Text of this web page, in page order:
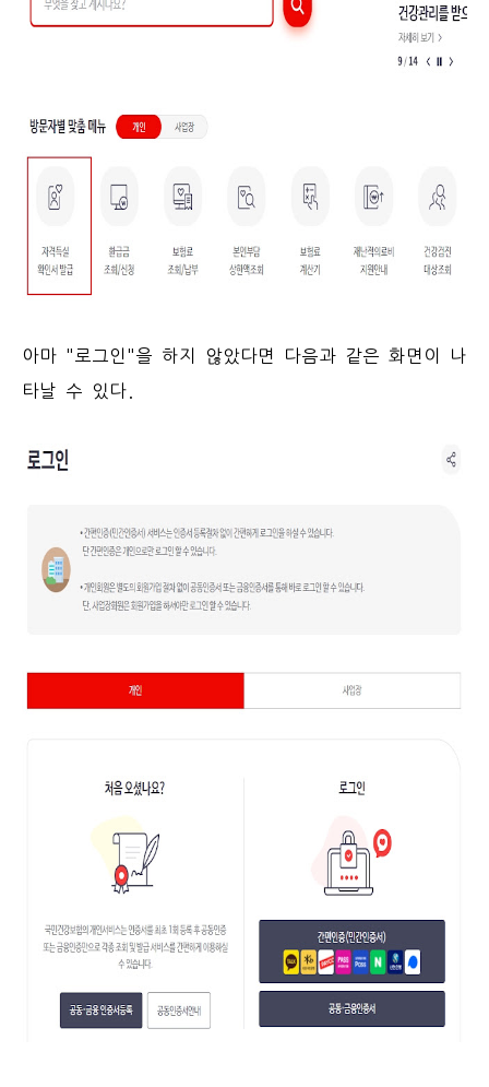
아마 "로그인"을 하지 않았다면 다음과 같은 화면이 나
타날 수 있다.